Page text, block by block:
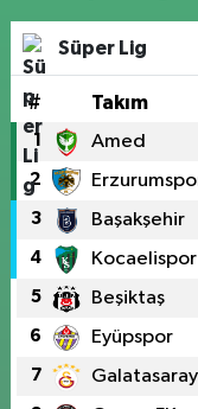
Süper Lig
# Takım
1 Amed
2
3 Başakşehir
4 Kocaelispor
5 Beşiktaş
6 Eyüpspor
7 Galatasaray